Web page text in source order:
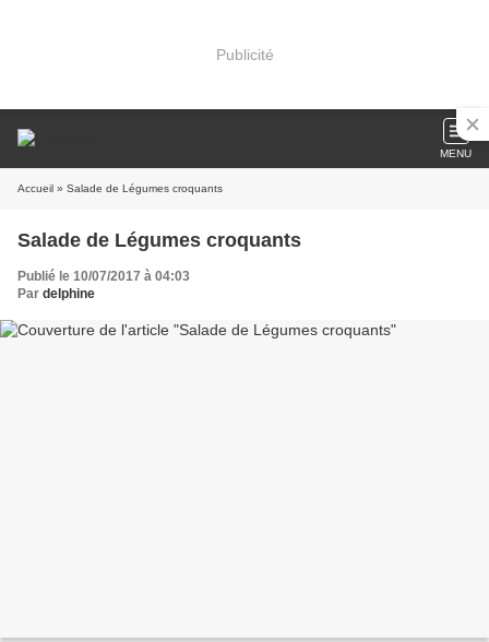
Publicité
MENU
Accueil » Salade de Légumes croquants
Salade de Légumes croquants
Publié le 10/07/2017 à 04:03
Par delphine